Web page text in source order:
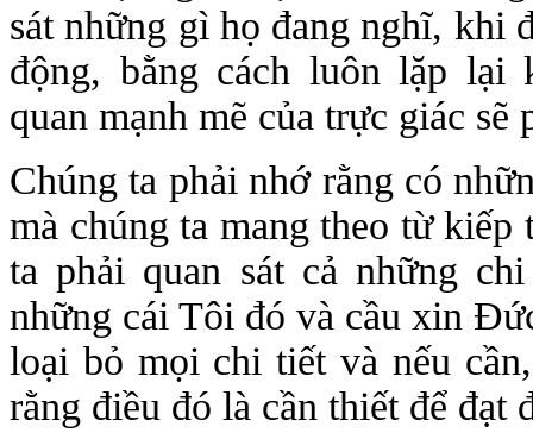
sát những gì họ đang nghĩ, khi
động, bằng cách luôn lặp lại
quan mạnh mẽ của trực giác sẽ
Chúng ta phải nhớ rằng có
mà chúng ta mang theo từ kiếp
ta phải quan sát cả những
những cái Tôi đó và cầu xin
loại bỏ mọi chi tiết và nếu
rằng điều đó là cần thiết để đạt